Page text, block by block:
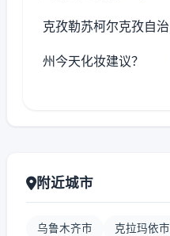
克孜勒苏柯尔克孜自治
州今天化妆建议？
附近城市
乌鲁木齐市 克拉玛依市